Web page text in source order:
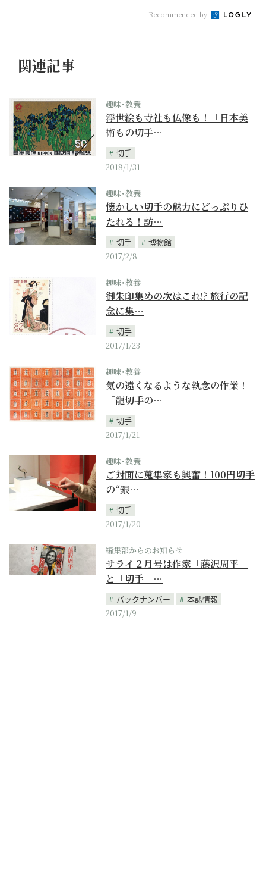
Recommended by
関連記事
趣味･教養
浮世絵も寺社も仏像も！「日本美
術もの切手…
切手
2018/1/31
趣味･教養
懐かしい切手の魅力にどっぷりひ
たれる！訪…
切手
博物館
2017/2/8
趣味･教養
御朱印集めの次はこれ!? 旅行の記
念に集…
切手
2017/1/23
趣味･教養
気の遠くなるような執念の作業！
「龍切手の…
切手
2017/1/21
趣味･教養
ご対面に蒐集家も興奮！100円切手
の“銀…
切手
2017/1/20
編集部からのお知らせ
サライ２月号は作家「藤沢周平」
と「切手」…
バックナンバー
本誌情報
2017/1/9